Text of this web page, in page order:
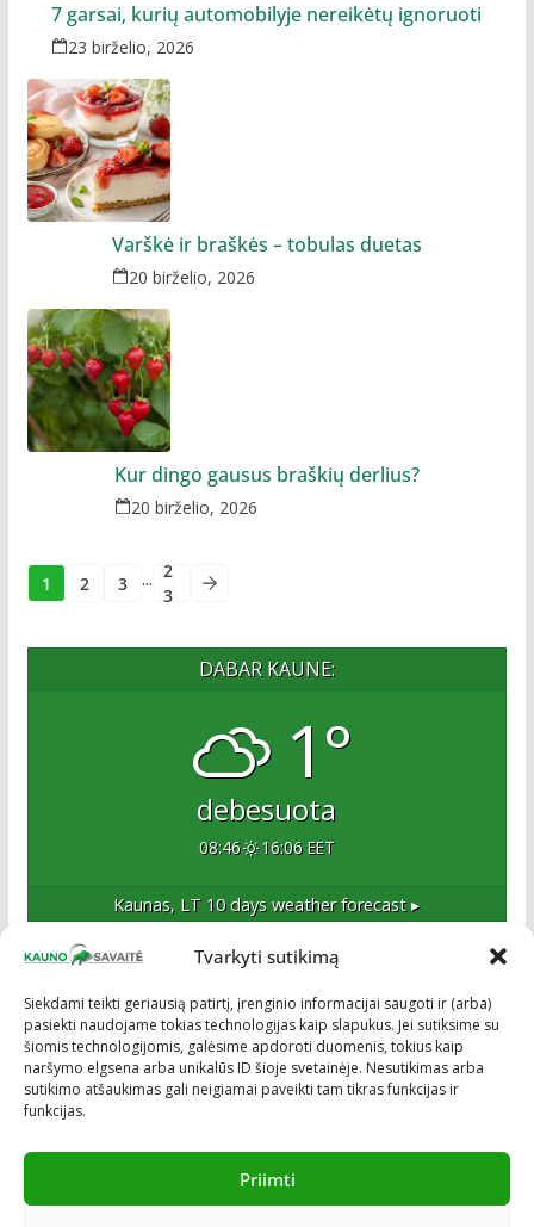
Tvarkyti sutikimą
Siekdami teikti geriausią patirtį, įrenginio informacijai saugoti ir (arba)
pasiekti naudojame tokias technologijas kaip slapukus. Jei sutiksime su
šiomis technologijomis, galėsime apdoroti duomenis, tokius kaip
naršymo elgsena arba unikalūs ID šioje svetainėje. Nesutikimas arba
sutikimo atšaukimas gali neigiamai paveikti tam tikras funkcijas ir
funkcijas.
Priimti
7 garsai, kurių automobilyje nereikėtų ignoruoti
23 birželio, 2026
Varškė ir braškės – tobulas duetas
20 birželio, 2026
Kur dingo gausus braškių derlius?
20 birželio, 2026
1 2 3 ... 2
3
DABAR KAUNE:
1°
debesuota
08:46 16:06 EET
Kaunas, LT 10 days weather forecast ▸
Esame naujas Kaune, tačiau veržlus ir profesionalus
kolektyvas. Ne naujokai žiniasklaidoje. Į Kauną
žengiame tvirtai įsitikinę savo sėkme.